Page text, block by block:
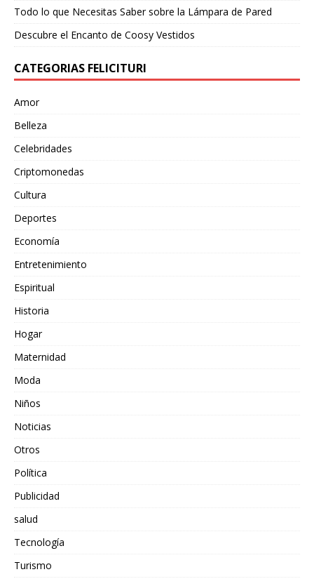
Todo lo que Necesitas Saber sobre la Lámpara de Pared
Descubre el Encanto de Coosy Vestidos
CATEGORIAS FELICITURI
Amor
Belleza
Celebridades
Criptomonedas
Cultura
Deportes
Economía
Entretenimiento
Espiritual
Historia
Hogar
Maternidad
Moda
Niños
Noticias
Otros
Política
Publicidad
salud
Tecnología
Turismo